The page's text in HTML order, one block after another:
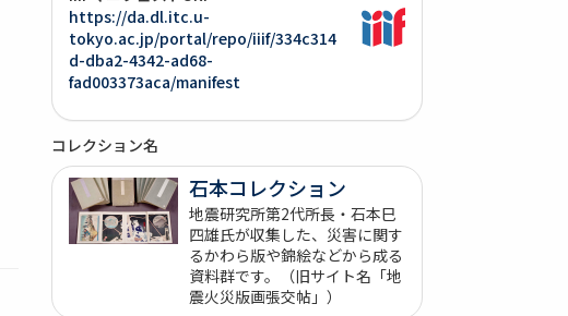
https://da.dl.itc.u-
tokyo.ac.jp/portal/repo/iiif/334c314
d-dba2-4342-ad68-
fad003373aca/manifest
コレクション名
石本コレクション
地震研究所第2代所長・石本巳
四雄氏が収集した、災害に関す
るかわら版や錦絵などから成る
資料群です。（旧サイト名「地
震火災版画張交帖」）